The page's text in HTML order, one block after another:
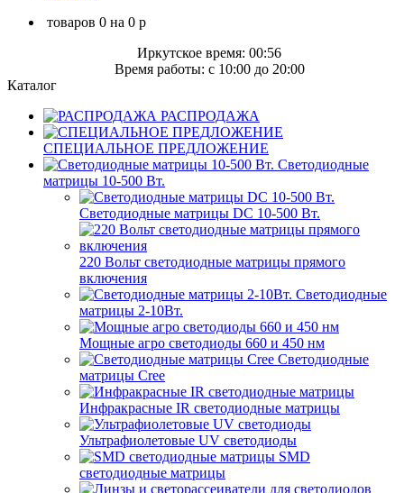
товаров 0 на 0 p
Иркутское время: 00:56
Время работы: c 10:00 до 20:00
Каталог
РАСПРОДАЖА
СПЕЦИАЛЬНОЕ ПРЕДЛОЖЕНИЕ
Светодиодные
матрицы 10-500 Вт.
Светодиодные матрицы DC 10-500 Вт.
220 Вольт cветодиодные матрицы прямого
включения
Светодиодные
матрицы 2-10Вт.
Мощные агро светодиоды 660 и 450 нм
Светодиодные
матрицы Cree
Инфракрасные IR светодиодные матрицы
Ультрафиолетовые UV светодиоды
SMD
светодиодные матрицы